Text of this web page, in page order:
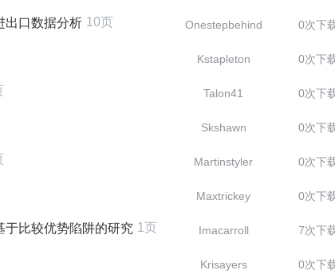
口数据分析 10页 Onestepbehind 0次下
Kstapleton 0次下
Talon41 0次下
Skshawn 0次下
Martinstyler 0次下
Maxtrickey 0次下
比较优势陷阱的研究 1页 Imacarroll 7次下
Krisayers 0次下